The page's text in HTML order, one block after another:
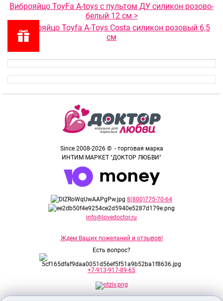
Виброяйцо ToyFa A-toys с пультом ДУ силикон розово-
белый 12 см >
< Виброяйцо Toyfa A-Toys Costa силикон розовый 6,5
см
Since 2008-2026 © - торговая марка
ИНТИМ МАРКЕТ "ДОКТОР ЛЮБВИ"
8(800)775-70-64
info@lovedoctor.ru
Ждем Ваших пожеланий и отзывов!
Есть вопрос?
+7-913-917-89-65